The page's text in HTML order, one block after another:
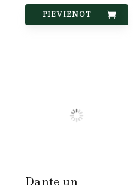
PIEVIENOT
Dante un